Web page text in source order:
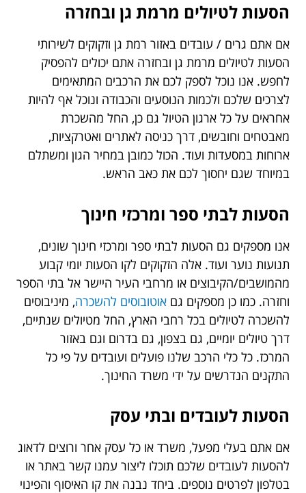
הסעות לטיולים מרמת גן ובחזרה
אם אתם גרים / עובדים באזור רמת גן וזקוקים לשירותי
הסעות לטיולים מרמת גן ובחזרה אתם יכולים להפסיק
לחפש. אנו נוכל לספק לכם את הרכבים המתאימים
לצרכים שלכם ולכמות הנוסעים והכבודה ונוכל אף להיות
אחראים על כל ארגון הטיול גם כן, החל מהשכרת
מאבטחים וחובשים, דרך כניסה לאתרים ואטרקציות,
ארוחות במסעדות ועוד. הכול כמובן במחיר הגון ומשתלם
במיוחד שגם יחסוך לכם את כאב הראש.
הסעות לבתי ספר ומרכזי חינוך
אנו מספקים גם הסעות לבתי ספר ומרכזי חינוך שונים,
תנועות נוער ועוד. אלה הזקוקים לקו הסעות יומי קבוע
מהמושבים/הקיבוצים או מרחבי העיר היישר אל בתי הספר
וחזרה. כמו כן מספקים גם אוטובוסים להשכרה, מיניבוסים
להשכרה לטיולים בכל רחבי הארץ, החל מטיולים שנתיים,
דרך טיולים יומיים, גם בצפון, גם בדרום וגם באזור
המרכז. כל כלי הרכב שלנו פועלים ועובדים על פי כל
התקנים הנדרשים על ידי משרד החינוך.
הסעות לעובדים ובתי עסק
אם אתם בעלי מפעל, משרד או כל עסק אחר ורוצים לדאוג
להסעות לעובדים שלכם תוכלו ליצור עמנו קשר באתר או
בטלפון לפרטים נוספים. ביחד נבנה את קו האיסוף והפינוי